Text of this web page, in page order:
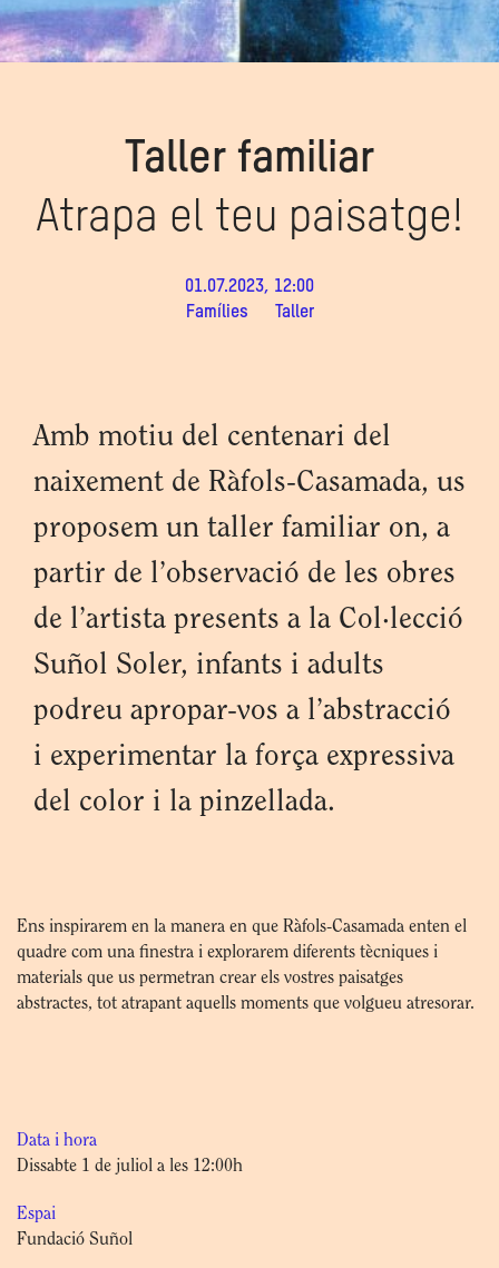
Taller familiar
Atrapa el teu paisatge!
01.07.2023, 12:00
Famílies
Taller
Amb motiu del centenari del
naixement de Ràfols-Casamada, us
proposem un taller familiar on, a
partir de l’observació de les obres
de l’artista presents a la Col·lecció
Suñol Soler, infants i adults
podreu apropar-vos a l’abstracció
i experimentar la força expressiva
del color i la pinzellada.
Ens inspirarem en la manera en que Ràfols-Casamada enten el
quadre com una finestra i explorarem diferents tècniques i
materials que us permetran crear els vostres paisatges
abstractes, tot atrapant aquells moments que volgueu atresorar.
Data i hora
Dissabte 1 de juliol a les 12:00h
Espai
Fundació Suñol